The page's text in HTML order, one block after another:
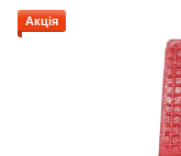
Акція